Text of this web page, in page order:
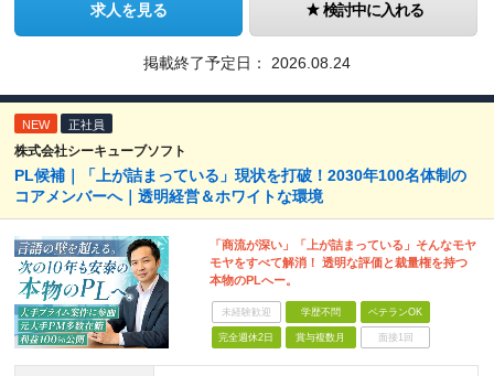
求人を見る 検討中に入れる
掲載終了予定日： 2026.08.24
NEW 正社員
株式会社シーキューブソフト
PL候補｜「上が詰まっている」現状を打破！2030年100名体制の
コアメンバーへ｜透明経営＆ホワイトな環境
「商流が深い」「上が詰まっている」そんなモヤ
モヤをすべて解消！ 透明な評価と裁量権を持つ
本物のPLへー。
未経験歓迎 学歴不問 ベテランOK
完全週休2日 賞与複数月 面接1回